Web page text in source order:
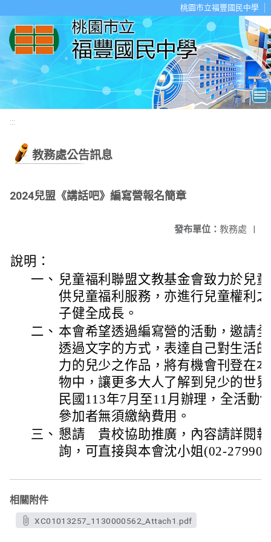
桃園市立福豐國民中學
:::
教務處公告訊息
2024兒盟《講話吧》編寫營報名簡章
發布單位： 教務處 |
說明：
一、 兒童福利聯盟文教基金會致力於兒
供兒童福利服務，亦進行兒童權利
子健全成長。
二、 本會希望透過編寫營的活動，邀請
透過文字的方式，表達自己對生活
力的兒少之作品，將有機會刊登在
物中，讓更多大人了解到兒少的世
民國113年7月至11月辦理，全活動
參加者無須繳納費用。
三、 懇請 貴校協助推廣，內容請詳閱
詢，可直接與本會沈小姐(02-
相關附件
XC01013257_1130000562_Attach1.pdf